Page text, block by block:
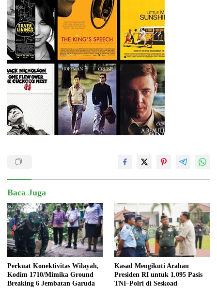
Baca Juga
Perkuat Konektivitas Wilayah,
Kodim 1710/Mimika Ground
Breaking 6 Jembatan Garuda
Kasad Mengikuti Arahan
Presiden RI untuk 1.095 Pasis
TNI–Polri di Seskoad